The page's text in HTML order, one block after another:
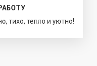
тихо, тепло и уютно!